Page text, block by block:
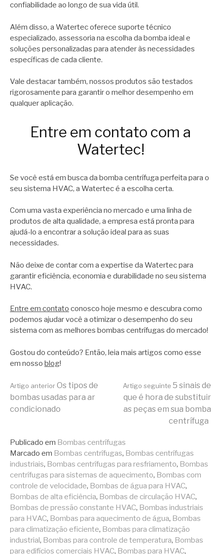
confiabilidade ao longo de sua vida útil.
Além disso, a Watertec oferece suporte técnico
especializado, assessoria na escolha da bomba ideal e
soluções personalizadas para atender às necessidades
específicas de cada cliente.
Vale destacar também, nossos produtos são testados
rigorosamente para garantir o melhor desempenho em
qualquer aplicação.
Entre em contato com a
Watertec!
Se você está em busca da bomba centrífuga perfeita para o
seu sistema HVAC, a Watertec é a escolha certa.
Com uma vasta experiência no mercado e uma linha de
produtos de alta qualidade, a empresa está pronta para
ajudá-lo a encontrar a solução ideal para as suas
necessidades.
Não deixe de contar com a expertise da Watertec para
garantir eficiência, economia e durabilidade no seu sistema
HVAC.
Entre em contato conosco hoje mesmo e descubra como
podemos ajudar você a otimizar o desempenho do seu
sistema com as melhores bombas centrífugas do mercado!
Gostou do conteúdo? Então, leia mais artigos como esse
em nosso blog!
Continue
Artigo anteriorOs tipos de
bombas usadas para ar
condicionado
Artigo seguinte 5 sinais de
que é hora de substituir
as peças em sua bomba
centrífuga
Publicado em Bombas centrífugas
Marcado em Bombas centrífugas, Bombas centrífugas
industriais, Bombas centrífugas para resfriamento, Bombas
centrífugas para sistemas de aquecimento, Bombas com
controle de velocidade, Bombas de água para HVAC,
Bombas de alta eficiência, Bombas de circulação HVAC,
Bombas de pressão constante HVAC, Bombas industriais
para HVAC, Bombas para aquecimento de água, Bombas
para climatização eficiente, Bombas para climatização
industrial, Bombas para controle de temperatura, Bombas
para edifícios comerciais HVAC, Bombas para HVAC,